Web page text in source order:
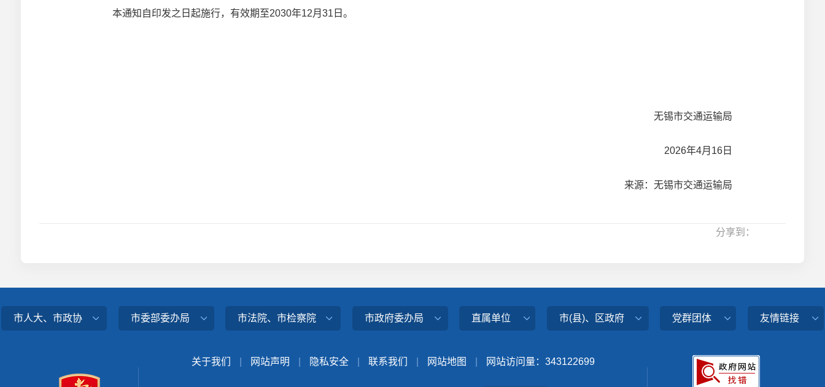
本通知自印发之日起施行，有效期至2030年12月31日。
无锡市交通运输局
2026年4月16日
来源：无锡市交通运输局
分享到：
市人大、市政协 市委部委办局 市法院、市检察院 市政府委办局 直属单位 市(县)、区政府 党群团体 友情链接
关于我们 网站声明 隐私安全 联系我们 网站地图 网站访问量： 343122699